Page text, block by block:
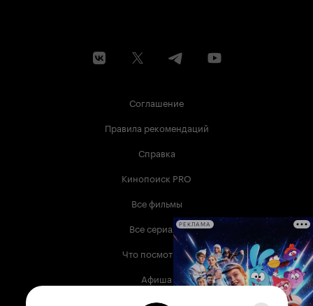
Соглашение
Правила рекомендаций
Справка
Кинопоиск PRO
Все фильмы
Все сериалы
Что посмотреть
Афиша
Музыка
РЕКЛАМА